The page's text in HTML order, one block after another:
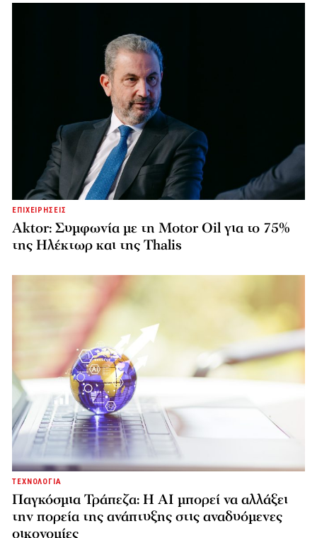
ΕΠΙΧΕΙΡΗΣΕΙΣ
Aktor: Συμφωνία με τη Motor Oil για το 75%
της Ηλέκτωρ και της Thalis
ΤΕΧΝΟΛΟΓΙΑ
Παγκόσμια Τράπεζα: Η AI μπορεί να αλλάξει
την πορεία της ανάπτυξης στις αναδυόμενες
οικονομίες